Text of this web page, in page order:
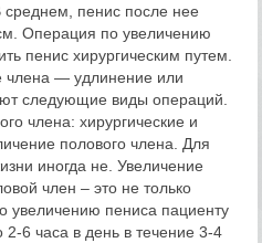
пенис после нее
Операция по увеличению
пенис хирургическим путем.
члена — удлинение или
следующие виды операций.
члена: хирургические и
полового члена. Для
иногда не. Увеличение
член – это не только
увеличению пениса пациенту
2-6 часа в день в течение 3-4